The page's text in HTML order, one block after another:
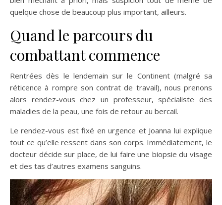
quelque chose de beaucoup plus important, ailleurs.
Quand le parcours du
combattant commence
Rentrées dès le lendemain sur le Continent (malgré sa
réticence à rompre son contrat de travail), nous prenons
alors rendez-vous chez un professeur, spécialiste des
maladies de la peau, une fois de retour au bercail.
Le rendez-vous est fixé en urgence et Joanna lui explique
tout ce qu’elle ressent dans son corps. Immédiatement, le
docteur décide sur place, de lui faire une biopsie du visage
et des tas d’autres examens sanguins.